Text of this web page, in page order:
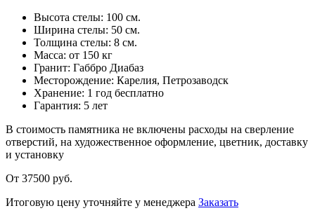
Высота стелы: 100 см.
Ширина стелы: 50 см.
Толщина стелы: 8 см.
Масса: от 150 кг
Гранит: Габбро Диабаз
Месторождение: Карелия, Петрозаводск
Хранение: 1 год бесплатно
Гарантия: 5 лет
В стоимость памятника не включены расходы на сверление
отверстий, на художественное оформление, цветник, доставку
и установку
От 37500 руб.
Итоговую цену уточняйте у менеджера Заказать